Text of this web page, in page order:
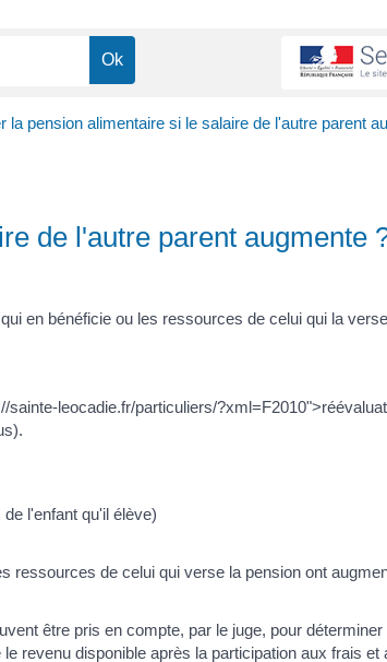
la pension alimentaire si le salaire de l'autre parent
de l'autre parent augmente
en bénéficie ou les ressources de celui qui la
leocadie.fr/particuliers/
l'enfant qu'il élève)
ressources de celui qui verse la pension ont
être pris en compte, par le juge, pour
revenu disponible après la participation aux frais et